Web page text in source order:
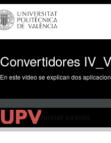
Convertidores